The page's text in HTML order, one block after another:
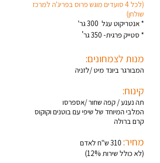
(לכל 4 סועדים מוגש פרוס בפריג'ה למרכז
שולחן)
* אנטריקוט עגל 300 גר'
* סטייק פרגית- 350 גר
'
מנות לצמחונים:
המבורגר ביונד מיט /לזניה
קינוח:
תה נענע / קפה שחור /אספרסו
המלבי המיוחד של שיפי עם בוטנים וקוקוס
קרם ברולה
מחיר:
(לא כולל שירות 12%)